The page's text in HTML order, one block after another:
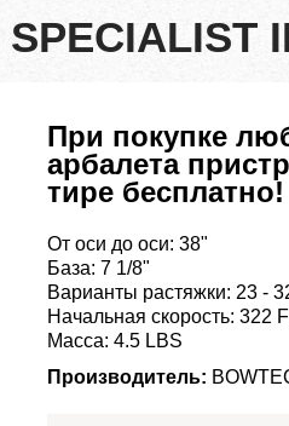
При покупке
арбалета
тире бесплатно!
От оси до оси: 38"
База: 7 1/8"
Варианты растяжки: 23 -
Начальная скорость: 322
Масса: 4.5 LBS
Производитель: